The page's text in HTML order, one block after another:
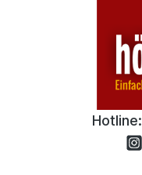
Hotline: